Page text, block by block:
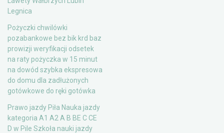
Legnica
Pożyczki chwilówki
pozabankowe bez bik krd baz
prowizji weryfikacji odsetek
na raty pożyczka w 15 minut
na dowód szybka ekspresowa
do domu dla zadłużonych
gotówkowe do ręki gotówka
Prawo jazdy Piła Nauka jazdy
kategoria A1 A2 A B BE C CE
D‎ w Pile Szkoła nauki jazdy